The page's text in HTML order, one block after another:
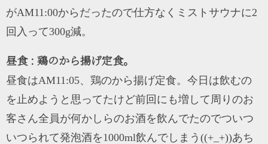
がAM11:00からだったので仕方なくミストサウナに2
回入って300g減。
昼食 : 鶏のから揚げ定食。
昼食はAM11:05、鶏のから揚げ定食。今日は飲むの
を止めようと思ってたけど前回にも増して周りのお
客さん全員が何かしらのお酒を飲んでたのでついつ
いつられて発泡酒を1000ml飲んでしまう((+_+))あち